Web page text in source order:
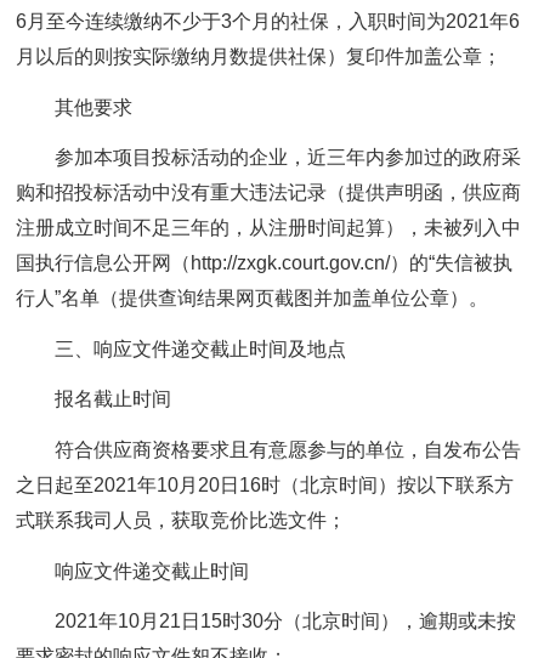
6月至今连续缴纳不少于3个月的社保，入职时间为2021年6
月以后的则按实际缴纳月数提供社保）复印件加盖公章；
其他要求
参加本项目投标活动的企业，近三年内参加过的政府采
购和招投标活动中没有重大违法记录（提供声明函，供应商
注册成立时间不足三年的，从注册时间起算），未被列入中
国执行信息公开网（http://zxgk.court.gov.cn/）的“失信被执
行人”名单（提供查询结果网页截图并加盖单位公章）。
三、响应文件递交截止时间及地点
报名截止时间
符合供应商资格要求且有意愿参与的单位，自发布公告
之日起至2021年10月20日16时（北京时间）按以下联系方
式联系我司人员，获取竞价比选文件；
响应文件递交截止时间
2021年10月21日15时30分（北京时间），逾期或未按